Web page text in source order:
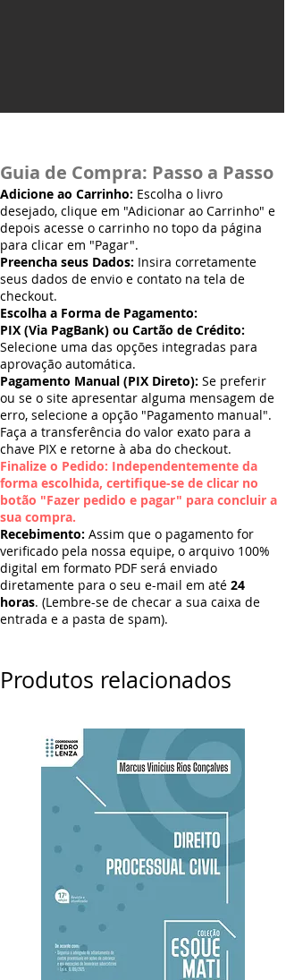
Guia de Compra: Passo a Passo
Adicione ao Carrinho: Escolha o livro
desejado, clique em "Adicionar ao Carrinho" e
depois acesse o carrinho no topo da página
para clicar em "Pagar".
Preencha seus Dados: Insira corretamente
seus dados de envio e contato na tela de
checkout.
Escolha a Forma de Pagamento:
PIX (Via PagBank) ou Cartão de Crédito:
Selecione uma das opções integradas para
aprovação automática.
Pagamento Manual (PIX Direto): Se preferir
ou se o site apresentar alguma mensagem de
erro, selecione a opção "Pagamento manual".
Faça a transferência do valor exato para a
chave PIX e retorne à aba do checkout.
Finalize o Pedido: Independentemente da
forma escolhida, certifique-se de clicar no
botão "Fazer pedido e pagar" para concluir a
sua compra.
Recebimento: Assim que o pagamento for
verificado pela nossa equipe, o arquivo 100%
digital em formato PDF será enviado
diretamente para o seu e-mail em até 24
horas. (Lembre-se de checar a sua caixa de
entrada e a pasta de spam).
Produtos relacionados